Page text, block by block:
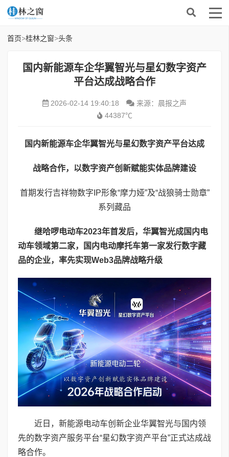
首页>桂林之窗>头条
国内新能源车企华翼智光与星幻数字资产
平台达成战略合作
2026-02-14 19:40:18
来源：晨报之声
44387℃
国内新能源车企华翼智光与星幻数字资产平台达成
战略合作， 以数字资产创新赋能实体品牌建设
首期发行吉祥物数字IP形象“摩力娅”及“战狼骑士勋章”
系列藏品
继哈啰电动车2023年首发后，华翼智光成国内电
动车领域第二家， 国内电动摩托车第一家发行数字藏
品的企业，率先实现Web3品牌战略升级
近日，新能源电动车创新企业华翼智光与国内领
先的数字资产服务平台“星幻数字资产平台”正式达成战
略合作。